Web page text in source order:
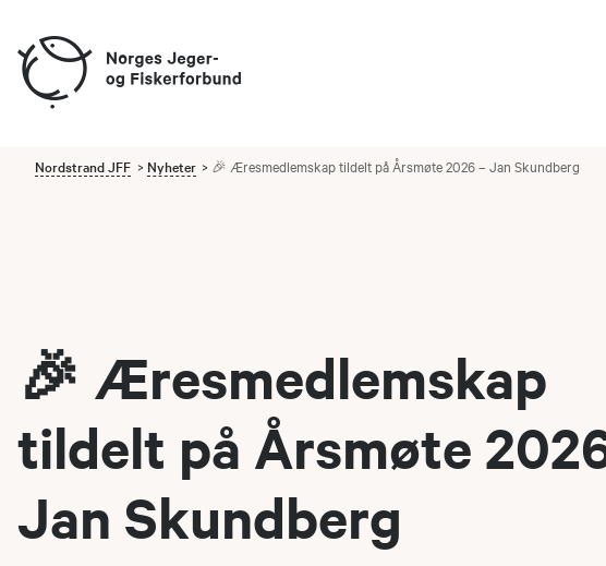
Nordstrand JFF Nyheter 🎉 Æresmedlemskap tildelt på Årsmøte 2026 – Jan Skundberg
🎉 Æresmedlemskap
tildelt på Årsmøte
Jan Skundberg